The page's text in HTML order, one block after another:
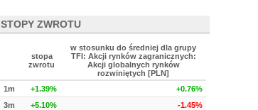
STOPY ZWROTU
stopa
zwrotu
w stosunku do średniej dla grupy
TFI: Akcji rynków zagranicznych:
Akcji globalnych rynków
rozwiniętych [PLN]
1m
+1.39%
+0.76%
3m
+5.10%
-1.45%